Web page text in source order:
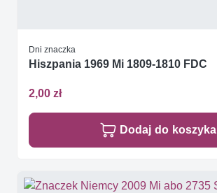
Dni znaczka
Hiszpania 1969 Mi 1809-1810 FDC
2,00 zł
Dodaj do koszyka